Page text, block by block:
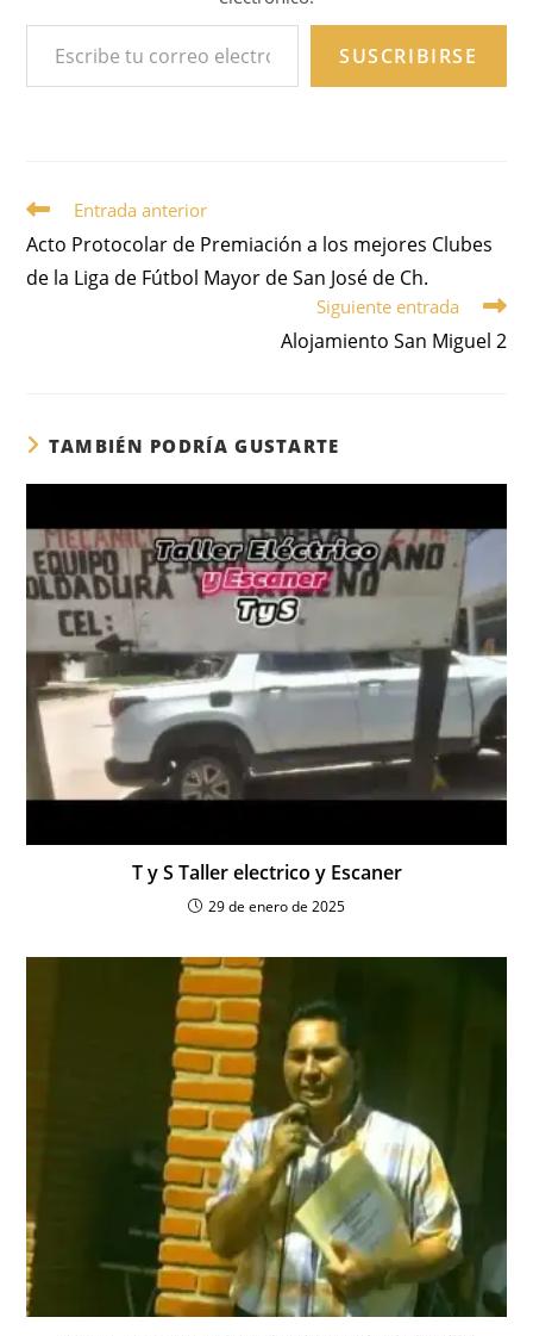
SUSCRIBIRSE
Entrada anterior
Acto Protocolar de Premiación a los mejores Clubes
de la Liga de Fútbol Mayor de San José de Ch.
Siguiente entrada
Alojamiento San Miguel 2
TAMBIÉN PODRÍA GUSTARTE
T y S Taller electrico y Escaner
29 de enero de 2025